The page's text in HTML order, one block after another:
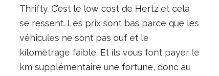
Thrifty. C’est le low cost de Hertz et cela
se ressent. Les prix sont bas parce que les
véhicules ne sont pas ouf et le
kilométrage faible. Et ils vous font payer le
km supplémentaire une fortune, donc au